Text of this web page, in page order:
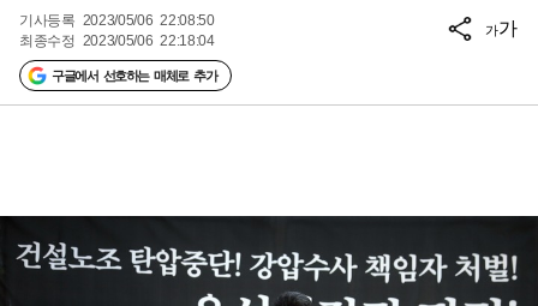
기사등록 2023/05/06 22:08:50
최종수정 2023/05/06 22:18:04
구글에서 선호하는 매체로 추가
가가